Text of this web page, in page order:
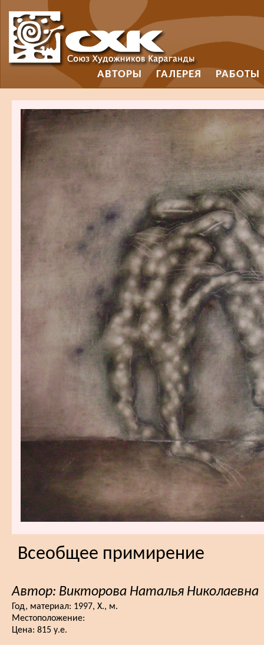
АВТОРЫ ГАЛЕРЕЯ РАБОТЫ
Всеобщее примирение
Автор: Викторова Наталья Николаевна
Год, материал: 1997, Х., м.
Местоположение:
Цена: 815 у.е.